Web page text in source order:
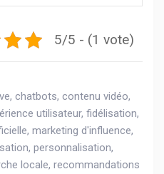
5/5 - (1 vote)
, chatbots, contenu vidéo,
utilisateur, fidélisation,
, marketing d'influence,
, personnalisation,
locale, recommandations